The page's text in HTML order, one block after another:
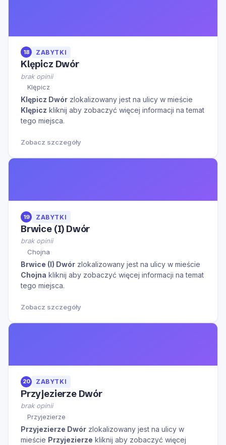
18 ZABYTKI
Klępicz Dwór
brak opinii
Klępicz
Klępicz Dwór zlokalizowany jest na ulicy w mieście
Klępicz kliknij aby zobaczyć więcej informacji na temat
tego miejsca.
Zobacz szczegóły
19 ZABYTKI
Brwice (I) Dwór
brak opinii
Chojna
Brwice (I) Dwór zlokalizowany jest na ulicy w mieście
Chojna kliknij aby zobaczyć więcej informacji na temat
tego miejsca.
Zobacz szczegóły
20 ZABYTKI
Przyjezierze Dwór
brak opinii
Przyjezierze
Przyjezierze Dwór zlokalizowany jest na ulicy w
mieście Przyjezierze kliknij aby zobaczyć więcej